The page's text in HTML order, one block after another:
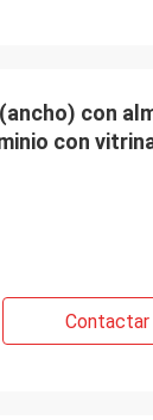
con
con
Contactar